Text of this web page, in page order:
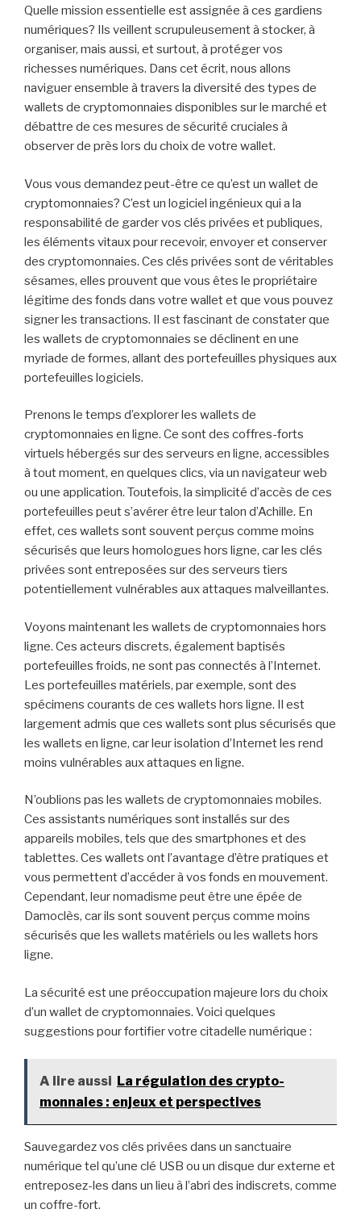
Quelle mission essentielle est assignée à ces gardiens
numériques? Ils veillent scrupuleusement à stocker, à
organiser, mais aussi, et surtout, à protéger vos
richesses numériques. Dans cet écrit, nous allons
naviguer ensemble à travers la diversité des types de
wallets de cryptomonnaies disponibles sur le marché et
débattre de ces mesures de sécurité cruciales à
observer de près lors du choix de votre wallet.
Vous vous demandez peut-être ce qu’est un wallet de
cryptomonnaies? C’est un logiciel ingénieux qui a la
responsabilité de garder vos clés privées et publiques,
les éléments vitaux pour recevoir, envoyer et conserver
des cryptomonnaies. Ces clés privées sont de véritables
sésames, elles prouvent que vous êtes le propriétaire
légitime des fonds dans votre wallet et que vous pouvez
signer les transactions. Il est fascinant de constater que
les wallets de cryptomonnaies se déclinent en une
myriade de formes, allant des portefeuilles physiques aux
portefeuilles logiciels.
Prenons le temps d’explorer les wallets de
cryptomonnaies en ligne. Ce sont des coffres-forts
virtuels hébergés sur des serveurs en ligne, accessibles
à tout moment, en quelques clics, via un navigateur web
ou une application. Toutefois, la simplicité d’accès de ces
portefeuilles peut s’avérer être leur talon d’Achille. En
effet, ces wallets sont souvent perçus comme moins
sécurisés que leurs homologues hors ligne, car les clés
privées sont entreposées sur des serveurs tiers
potentiellement vulnérables aux attaques malveillantes.
Voyons maintenant les wallets de cryptomonnaies hors
ligne. Ces acteurs discrets, également baptisés
portefeuilles froids, ne sont pas connectés à l’Internet.
Les portefeuilles matériels, par exemple, sont des
spécimens courants de ces wallets hors ligne. Il est
largement admis que ces wallets sont plus sécurisés que
les wallets en ligne, car leur isolation d’Internet les rend
moins vulnérables aux attaques en ligne.
N’oublions pas les wallets de cryptomonnaies mobiles.
Ces assistants numériques sont installés sur des
appareils mobiles, tels que des smartphones et des
tablettes. Ces wallets ont l’avantage d’être pratiques et
vous permettent d’accéder à vos fonds en mouvement.
Cependant, leur nomadisme peut être une épée de
Damoclès, car ils sont souvent perçus comme moins
sécurisés que les wallets matériels ou les wallets hors
ligne.
La sécurité est une préoccupation majeure lors du choix
d’un wallet de cryptomonnaies. Voici quelques
suggestions pour fortifier votre citadelle numérique :
A lire aussi La régulation des crypto-
monnaies : enjeux et perspectives
Sauvegardez vos clés privées dans un sanctuaire
numérique tel qu’une clé USB ou un disque dur externe et
entreposez-les dans un lieu à l’abri des indiscrets, comme
un coffre-fort.